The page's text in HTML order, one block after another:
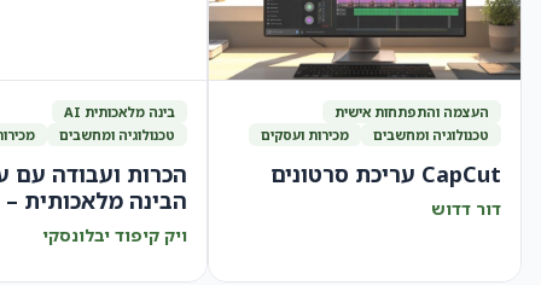
העצמה והתפתחות אישית
טכנולוגיה ומחשבים
מכירות ועסקים
CapCut עריכת סרטונים
דור דדוש
בינה מלאכותית AI
טכנולוגיה ומחשבים
הכרות ועבודה עם
הבינה מלאכותית – AI
ויק קיפוד יבלונסקי